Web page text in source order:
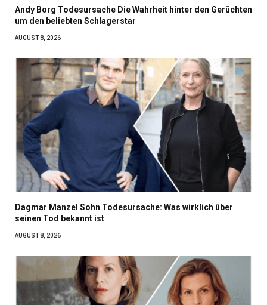
Andy Borg Todesursache Die Wahrheit hinter den Gerüchten
um den beliebten Schlagerstar
AUGUST 8, 2026
Dagmar Manzel Sohn Todesursache: Was wirklich über
seinen Tod bekannt ist
AUGUST 8, 2026